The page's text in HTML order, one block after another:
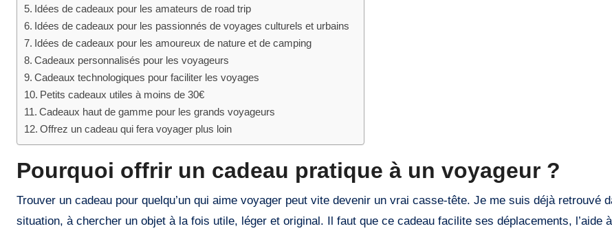
Idées de cadeaux pour les amateurs de road trip
Idées de cadeaux pour les passionnés de voyages culturels et urbains
Idées de cadeaux pour les amoureux de nature et de camping
Cadeaux personnalisés pour les voyageurs
Cadeaux technologiques pour faciliter les voyages
Petits cadeaux utiles à moins de 30€
Cadeaux haut de gamme pour les grands voyageurs
Offrez un cadeau qui fera voyager plus loin
Pourquoi offrir un cadeau pratique à un voyageur ?
Trouver un cadeau pour quelqu’un qui aime voyager peut vite devenir un vrai casse-tête. Je me suis déjà retrouvé
situation, à chercher un objet à la fois utile, léger et original. Il faut que ce cadeau facilite ses déplacements, l’aide